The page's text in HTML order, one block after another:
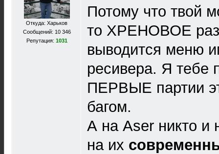
Откуда: Харьков
Сообщений: 10 346
Репутация: 1031
Потому что твой
то ХРЕНОВОЕ
выводится меню
ресивера. Я тебе
ПЕРВЫЕ партии
багом.
А на Aser никто и
на их